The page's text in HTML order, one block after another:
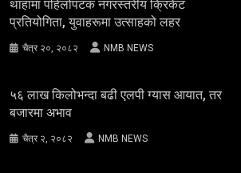
थाहामा पहिलोपटक नगरस्तरीय क्रिकेट
प्रतियोगिता, युवाहरूमा उत्साहको लहर
चैत्र २०, २०८२ NMB NEWS
५६ लाख किलोभन्दा बढी एलपी ग्यास आयात, तर
बजारमा अभाव
चैत्र २, २०८२ NMB NEWS